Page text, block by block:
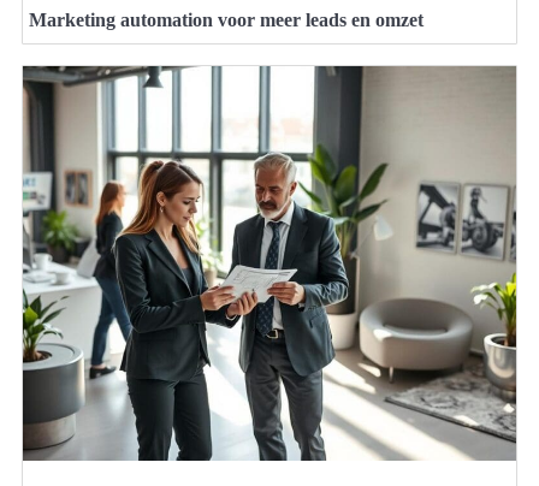
Marketing automation voor meer leads en omzet